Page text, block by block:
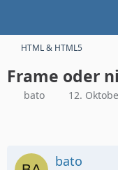
HTML & HTML5
Frame oder
bato 12.
bato